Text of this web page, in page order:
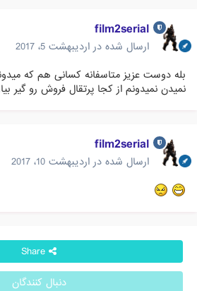
film2serial
ارسال شده در اردیبهشت 5، 2017
بله دوست عزیز متاسفانه کسانی هم که
نمیدن نمیدونم از کجا پرتقال فروش رو گیر
film2serial
ارسال شده در اردیبهشت 10، 2017
Share
دنبال کنندگان